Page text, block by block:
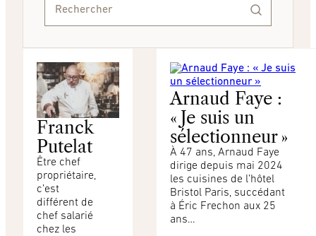
Franck
Putelat
Être chef
propriétaire,
c’est
différent de
chef salarié
chez les
Arnaud Faye :
« Je suis un
sélectionneur »
À 47 ans, Arnaud Faye
dirige depuis mai 2024
les cuisines de l’hôtel
Bristol Paris, succédant
à Éric Frechon aux 25
ans…